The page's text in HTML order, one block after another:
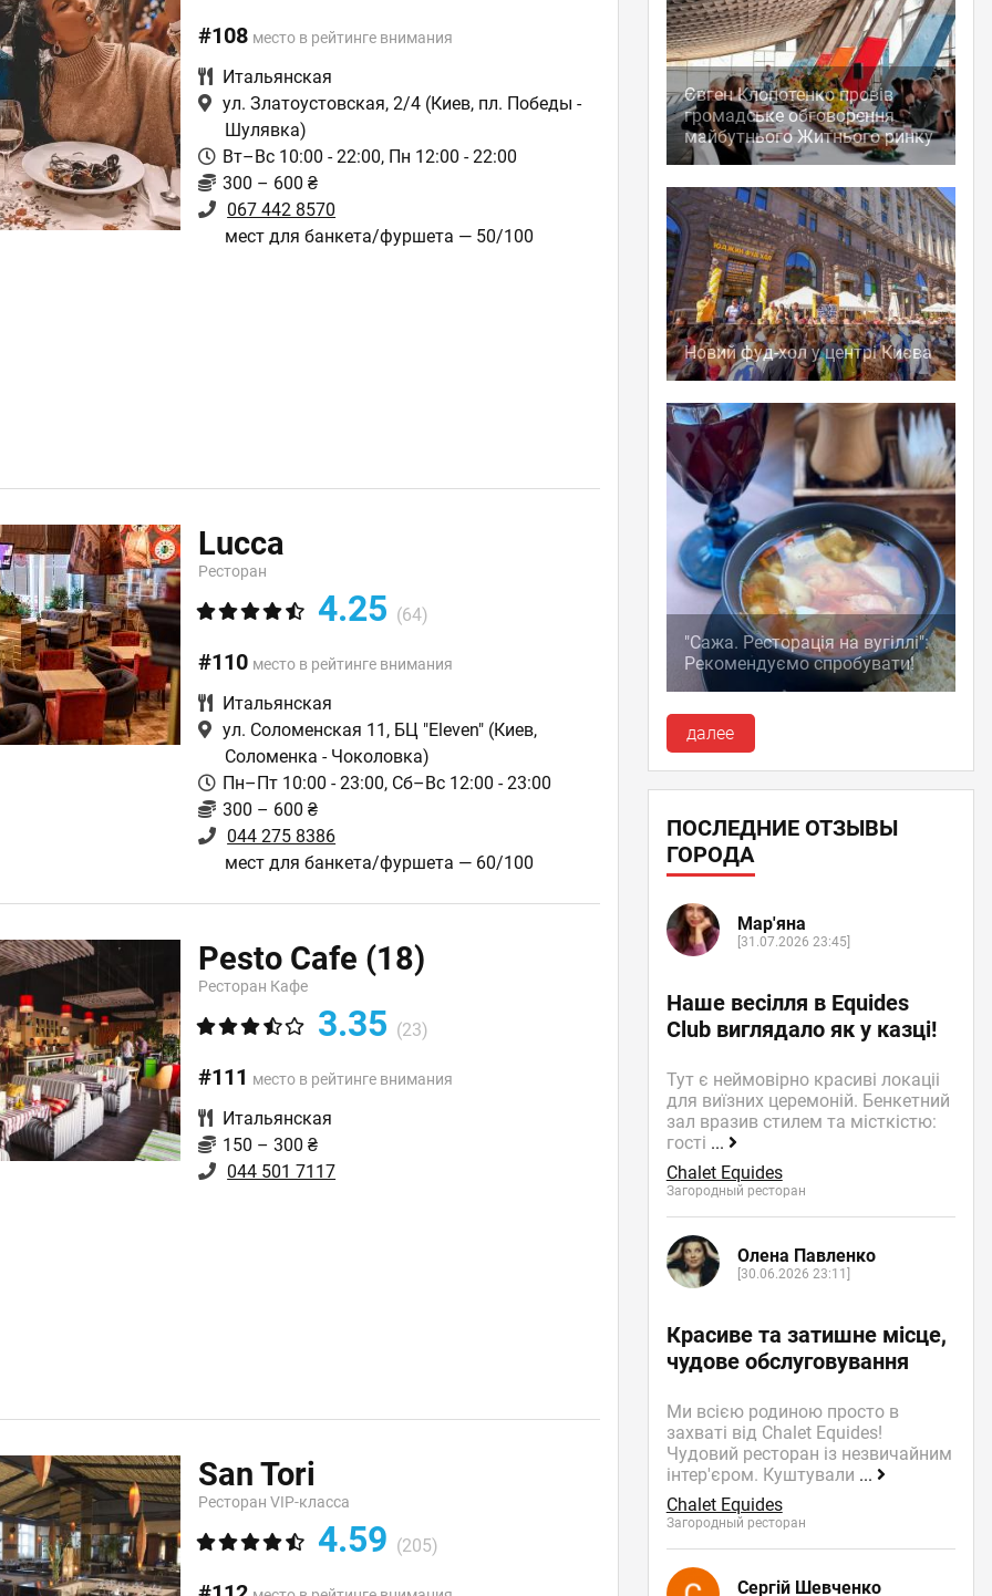
#108 место в рейтинге внимания
Итальянская
ул. Златоустовская, 2/4 (Киев, пл. Победы -
Шулявка)
Вт–Вс 10:00 - 22:00, Пн 12:00 - 22:00
300 – 600 ₴
067 442 8570
мест для банкета/фуршета — 50/100
Lucca
Ресторан
4.25 (64)
#110 место в рейтинге внимания
Итальянская
ул. Соломенская 11, БЦ "Eleven" (Киев,
Соломенка - Чоколовка)
Пн–Пт 10:00 - 23:00, Сб–Вс 12:00 - 23:00
300 – 600 ₴
044 275 8386
мест для банкета/фуршета — 60/100
Pesto Cafe (18)
Ресторан Кафе
3.35 (23)
#111 место в рейтинге внимания
Итальянская
150 – 300 ₴
044 501 7117
San Tori
Ресторан VIP-класса
4.59 (205)
Євген Клопотенко провів
громадське обговорення
майбутнього Житнього ринку
Новий фуд-хол у центрі Києва
"Сажа. Ресторація на вугіллі":
Рекомендуємо спробувати!
далее
ПОСЛЕДНИЕ ОТЗЫВЫ
ГОРОДА
Мар'яна
[31.07.2026 23:45]
Наше весілля в Equides
Club виглядало як у казці!
Тут є неймовірно красиві локаціі
для виїзних церемоній. Бенкетний
зал вразив стилем та місткістю:
гості ...
Chalet Equides
Загородный ресторан
Олена Павленко
[30.06.2026 23:11]
Красиве та затишне місце,
чудове обслуговування
Ми всією родиною просто в
захваті від Chalet Equides!
Чудовий ресторан із незвичайним
інтер'єром. Куштували ...
Chalet Equides
Загородный ресторан
Сергій Шевченко